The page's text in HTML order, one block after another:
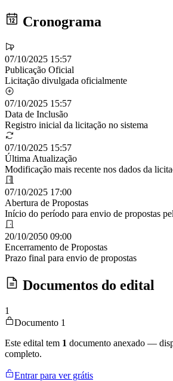
Cronograma
07/10/2025 15:57
Publicação Oficial
Licitação divulgada oficialmente
07/10/2025 15:57
Data de Inclusão
Registro inicial da licitação no sistema
07/10/2025 15:57
Última Atualização
Modificação mais recente nos dados da
07/10/2025 17:00
Abertura de Propostas
Início do período para envio de propostas
20/10/2050 09:00
Encerramento de Propostas
Prazo final para envio de propostas
Documentos do edital
1
Documento 1
Este edital tem 1 documento anexado —
completo.
Entrar para ver grátis